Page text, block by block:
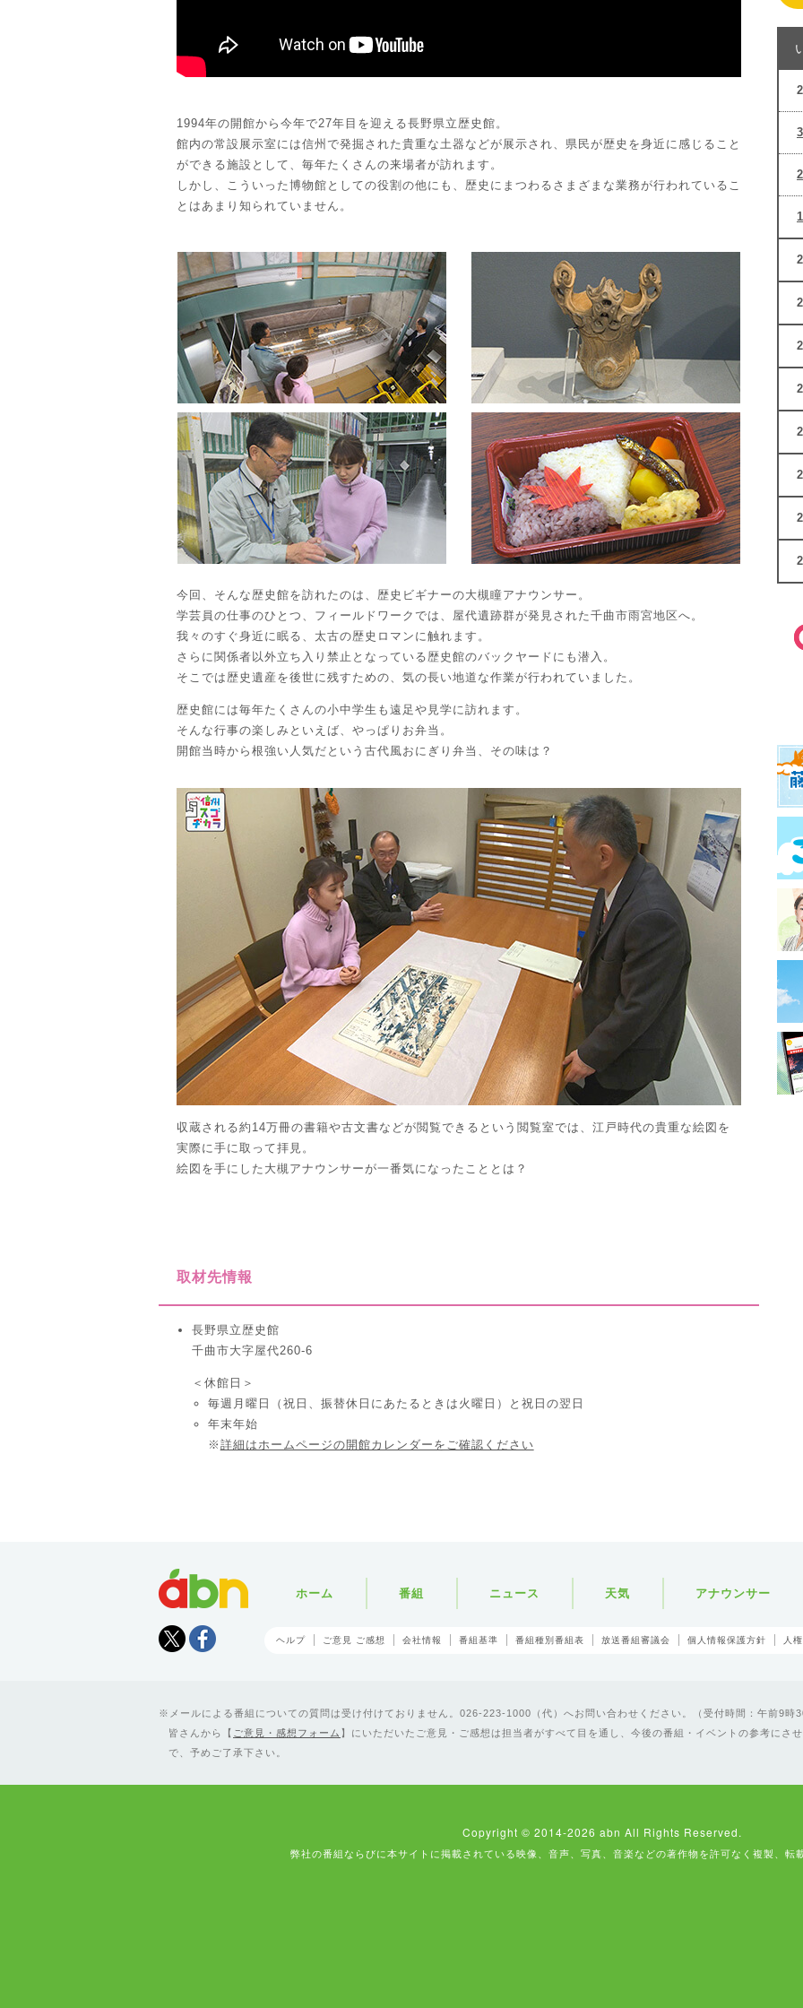
1994年の開館から今年で27年目を迎える長野県立歴史館。
館内の常設展示室には信州で発掘された貴重な土器などが展示され、県民が歴史を身近に感じること
ができる施設として、毎年たくさんの来場者が訪れます。
しかし、こういった博物館としての役割の他にも、歴史にまつわるさまざまな業務が行われているこ
とはあまり知られていません。
今回、そんな歴史館を訪れたのは、歴史ビギナーの大槻瞳アナウンサー。
学芸員の仕事のひとつ、フィールドワークでは、屋代遺跡群が発見された千曲市雨宮地区へ。
我々のすぐ身近に眠る、太古の歴史ロマンに触れます。
さらに関係者以外立ち入り禁止となっている歴史館のバックヤードにも潜入。
そこでは歴史遺産を後世に残すための、気の長い地道な作業が行われていました。
歴史館には毎年たくさんの小中学生も遠足や見学に訪れます。
そんな行事の楽しみといえば、やっぱりお弁当。
開館当時から根強い人気だという古代風おにぎり弁当、その味は？
収蔵される約14万冊の書籍や古文書などが閲覧できるという閲覧室では、江戸時代の貴重な絵図を
実際に手に取って拝見。
絵図を手にした大槻アナウンサーが一番気になったこととは？
取材先情報
長野県立歴史館
千曲市大字屋代260-6
＜休館日＞
毎週月曜日（祝日、振替休日にあたるときは火曜日）と祝日の翌日
年末年始
※ 詳細はホームページの開館カレンダーをご確認ください
Tweet
ホーム 番組 ニュース 天気 アナウンサー
ヘルプ ご意見 ご感想 会社情報 番組基準 番組種別番組表 放送番組審議会 個人情報保護方針 人
メールによる番組についての質問は受け付けておりません。026-223-1000（代）へお問い合わせください。（受付時間：午前9時
皆さんから【 ご意見・感想フォーム 】にいただいたご意見・ご感想は担当者がすべて目を通し、今後の番組・イベントの参考にさ
で、予めご了承下さい。
Copyright © 2014-2026 abn All Rights Reserved.
弊社の番組ならびに本サイトに掲載されている映像、音声、写真、音楽などの著作物を許可なく複製、転